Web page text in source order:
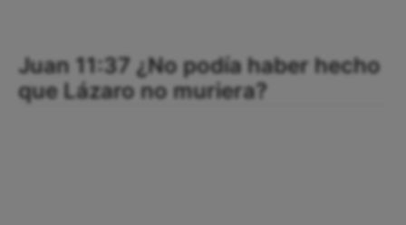
Juan 11:37 ¿No podía haber hecho
que Lázaro no muriera?